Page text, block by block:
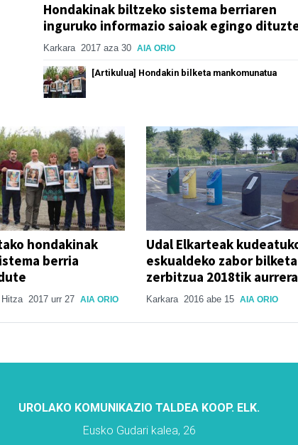
Hondakinak biltzeko sistema berriaren
inguruko informazio saioak egingo
Karkara 2017 aza 30 AIA ORIO
[Artikulua] Hondakin bilketa mankomunatua
hondakinak
berria
2017 urr 27 AIA ORIO
Udal Elkarteak
eskualdeko zabor bilketa
zerbitzua 2018tik aurrera
Karkara 2016 abe 15 AIA ORIO
UROLAKO KOMUNIKAZIO TALDEA KOOP. ELK.
Eusko Gudari kalea, 26